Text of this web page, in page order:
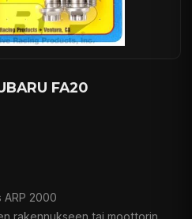
FA20
ARP 2000
rakennukseen tai moottorin